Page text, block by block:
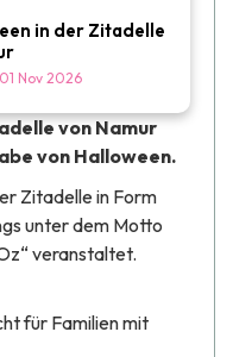
in der Zitadelle
01 Nov 2026
von Namur
von Halloween.
Zitadelle in Form
unter dem Motto
veranstaltet.
für Familien mit